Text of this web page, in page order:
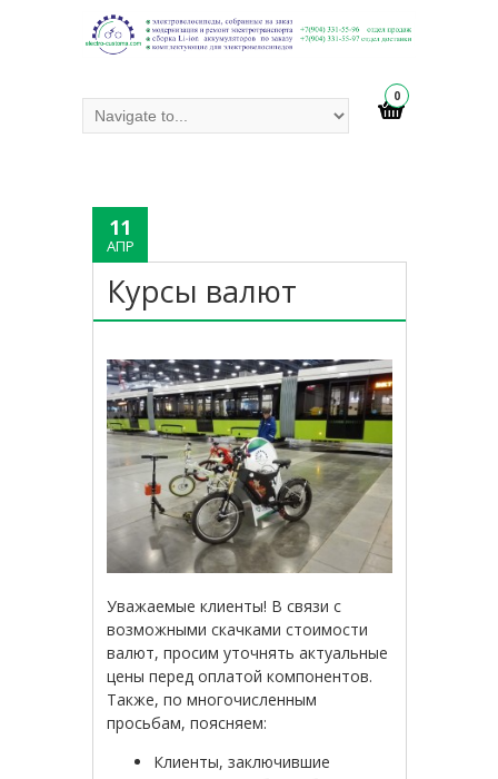
0
11
АПР
Курсы валют
Уважаемые клиенты! В связи с
возможными скачками стоимости
валют, просим уточнять актуальные
цены перед оплатой компонентов.
Также, по многочисленным
просьбам, поясняем:
Клиенты, заключившие